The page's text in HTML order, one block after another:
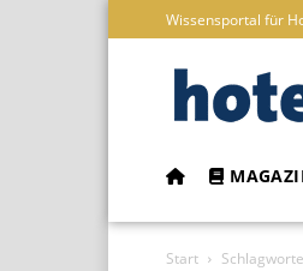
Wissensportal für
Start Schlagworte